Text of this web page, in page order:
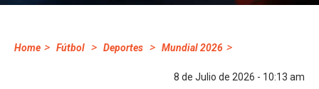
Home > Fútbol > Deportes > Mundial 2026 >
8 de Julio de 2026 - 10:13 am